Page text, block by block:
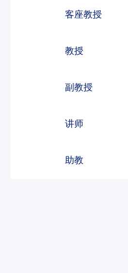
客座教授
教授
副教授
讲师
助教